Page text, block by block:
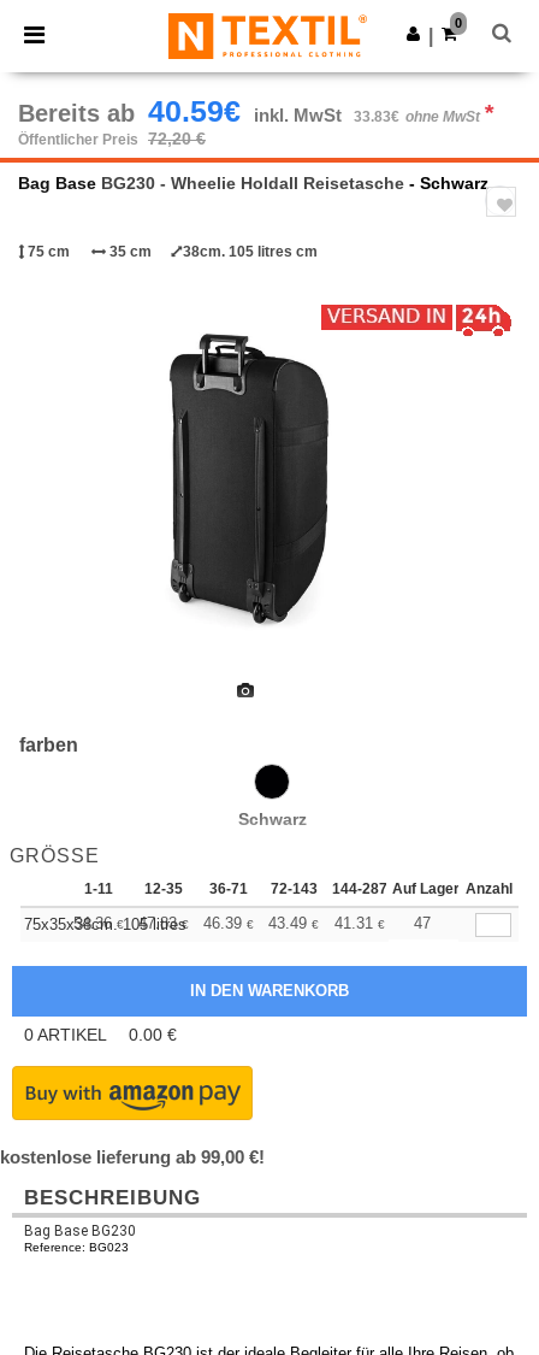
× Ntextil App
Bessere Preise in der App!
App holen
0
Bereits ab 40.59€ inkl. MwSt 33.83€ ohne MwSt *
Öffentlicher Preis 72,20 €
Bag Base BG230 - Wheelie Holdall Reisetasche - Schwarz
75 cm 35 cm 38cm. 105 litres cm
farben
Schwarz
GRÖSSE
1-11 12-35 36-71 72-143 144-287 288 + Mehr
Auf Lager Anzahl
75x35x38cm. 105 litres
54.36 € 47.83 € 46.39 € 43.49 € 41.31 € 40.59
47
0ARTIKEL 0.00 €
kostenlose lieferung ab 99,00 €!
BESCHREIBUNG
Bag Base BG230
Reference: BG023